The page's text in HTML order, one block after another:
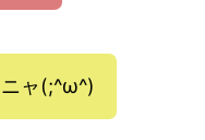
ャ(;^ω^)